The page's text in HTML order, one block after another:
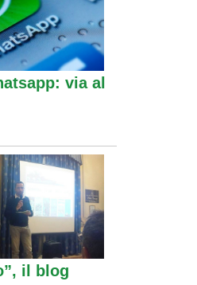
via al
il blog